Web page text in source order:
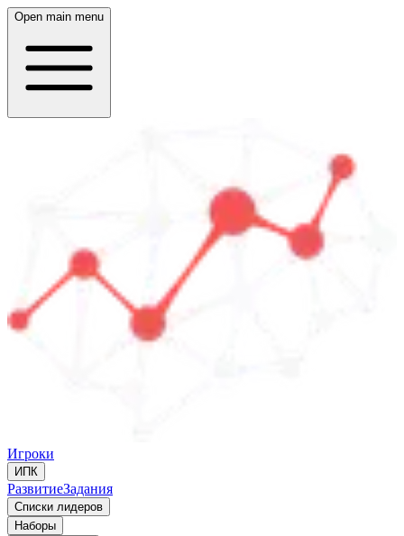
Open main menu
Игроки
ИПК
РазвитиеЗадания
Списки лидеров
Наборы